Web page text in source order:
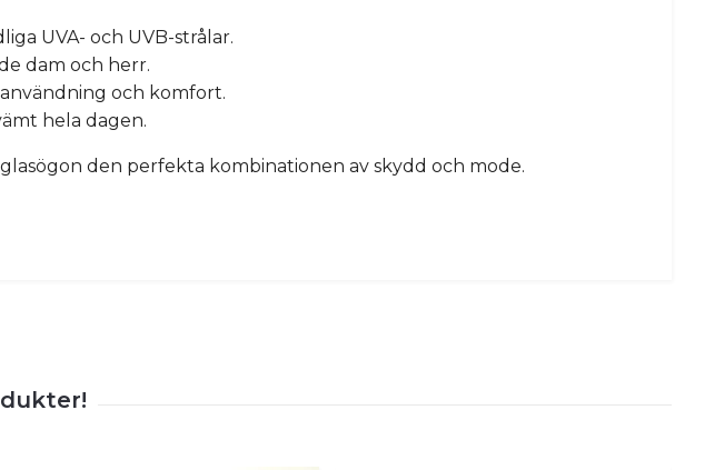
UVA- och UVB-strålar.
dam och herr.
och komfort.
hela dagen.
den perfekta kombinationen av skydd och mode.